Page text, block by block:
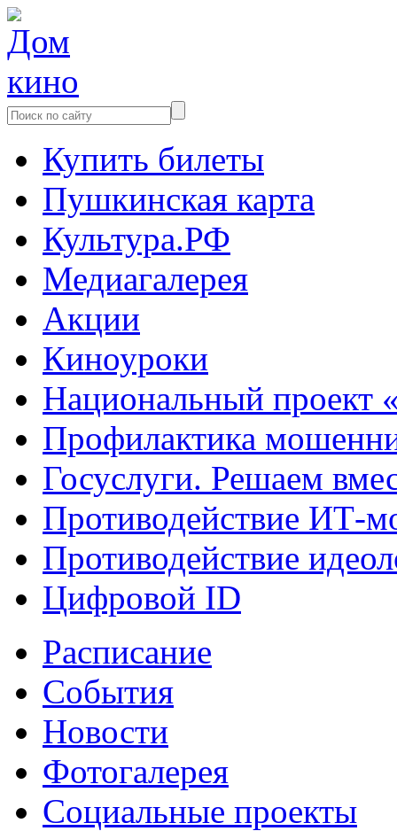
Купить билеты
Пушкинская карта
Культура.РФ
Медиагалерея
Акции
Киноуроки
Национальный проект
Профилактика
Госуслуги. Решаем
Противодействие ИТ-
Противодействие
Цифровой ID
Расписание
События
Новости
Фотогалерея
Социальные проекты